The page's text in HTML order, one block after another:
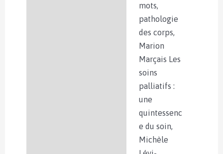
mots,
pathologie
des corps,
Marion
Marçais Les
soins
palliatifs :
une
quintessenc
e du soin,
Michèle